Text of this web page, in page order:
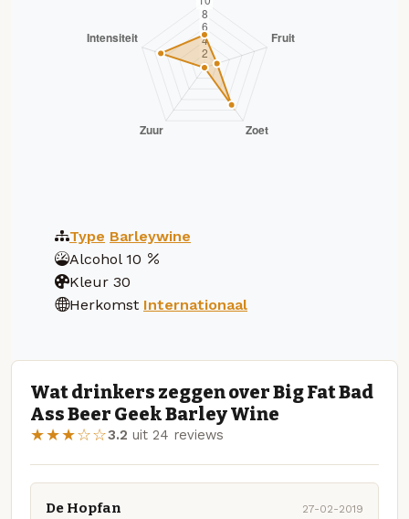
Type Barleywine
Alcohol 10
Kleur 30
Herkomst Internationaal
Wat drinkers zeggen over Big Fat Bad
Ass Beer Geek Barley Wine
★★★☆☆3.2 uit 24 reviews
De Hopfan 27-02-2019